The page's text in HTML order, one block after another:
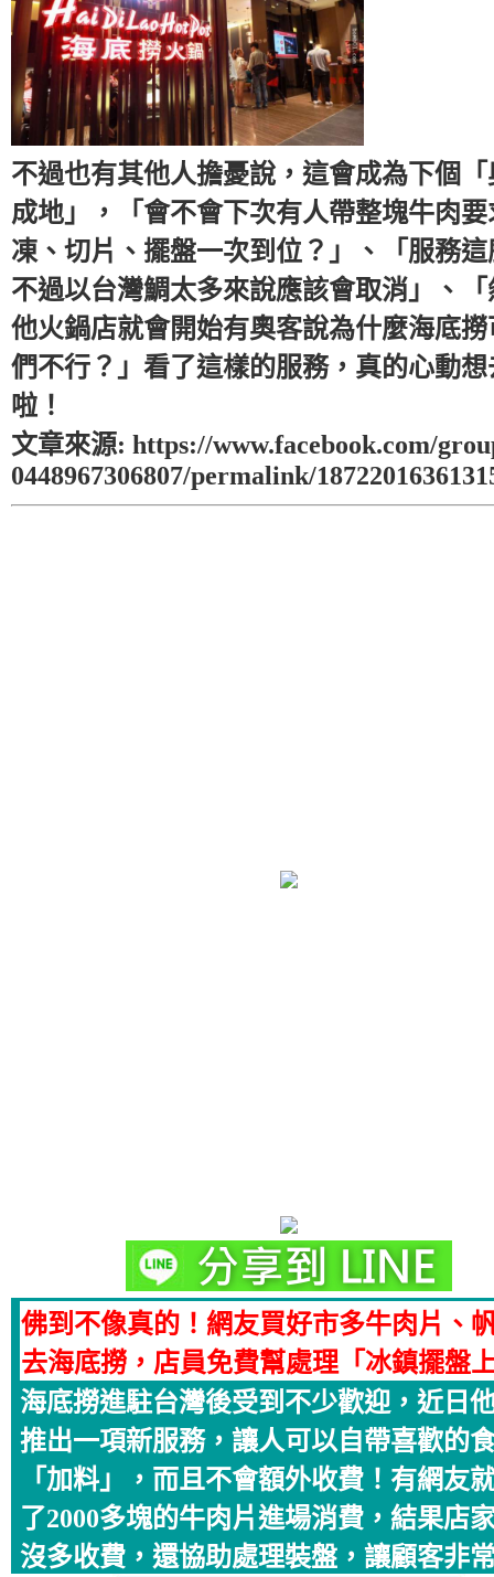
不過也有其他人擔憂說，這會成為下個
成地」，「會不會下次有人帶整塊牛肉要
凍、切片、擺盤一次到位？」、「服務
不過以台灣鯛太多來說應該會取消」、
他火鍋店就會開始有奧客說為什麼海底撈
們不行？」看了這樣的服務，真的心動想
啦！
文章來源: https://www.facebook.com/
0448967306807/permalink/
佛到不像真的！網友買好市多牛肉片、
去海底撈，店員免費幫處理「冰鎮擺盤
海底撈進駐台灣後受到不少歡迎，近日
推出一項新服務，讓人可以自帶喜歡的
「加料」，而且不會額外收費！有網友
了2000多塊的牛肉片進場消費，結果店
沒多收費，還協助處理裝盤，讓顧客非